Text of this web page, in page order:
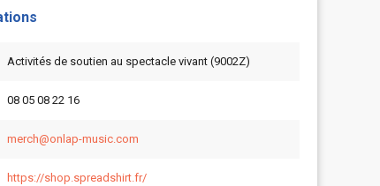
Activités de soutien au spectacle vivant (9002Z)
08 05 08 22 16
merch@onlap-music.com
https://shop.spreadshirt.fr/